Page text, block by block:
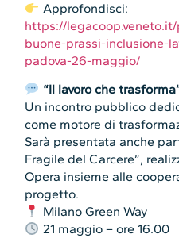
Approfondisci:
https://
buone-prassi-inclusione-
padova-26-maggio/
“Il lavoro che
Un incontro pubblico
come motore di
Sarà presentata anche
Fragile del Carcere”,
Opera insieme alle
progetto.
Milano Green Way
21 maggio – ore 16.00